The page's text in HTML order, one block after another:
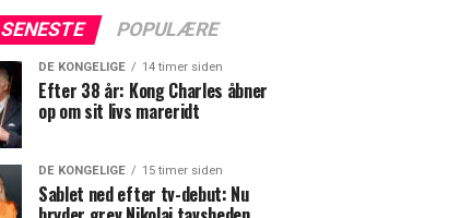
SENESTE POPULÆRE
DE KONGELIGE 14 timer siden
Efter 38 år: Kong Charles åbner
op om sit livs mareridt
DE KONGELIGE 15 timer siden
Sablet ned efter tv-debut: Nu